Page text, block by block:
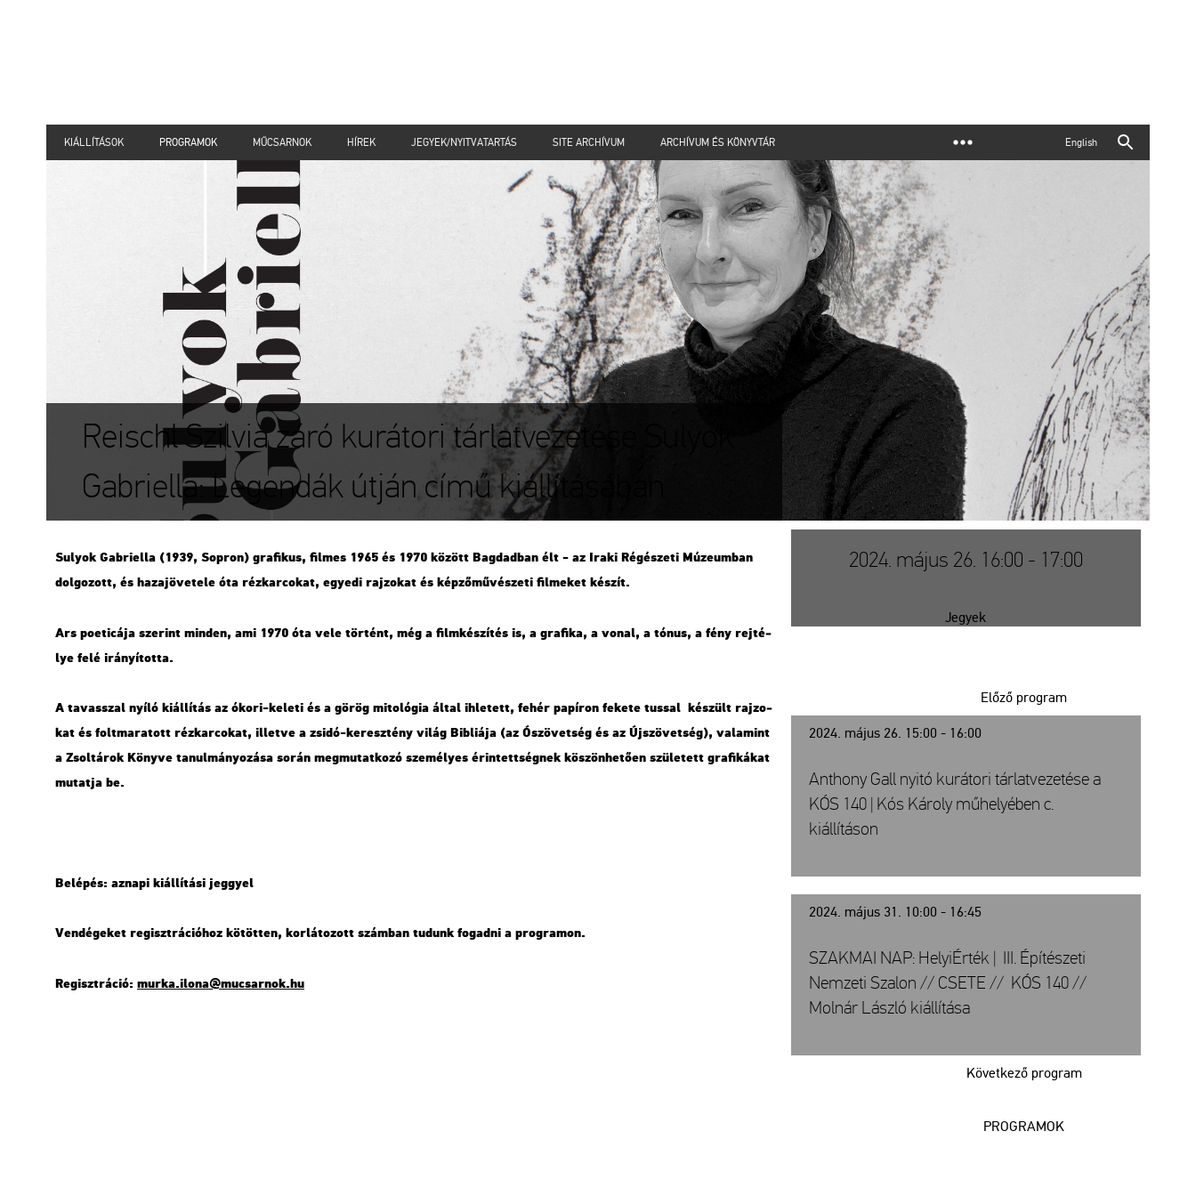
KIÁLLÍTÁSOK PROGRAMOK MŰCSARNOK HÍREK JEGYEK/NYITVATARTÁS SITE ARCHÍVUM ARCHÍVUM ÉS KÖNYVTÁR English
Reischl Szilvia záró kurátori tárlatvezetése Sulyok
Gabriella: Legendák útján című kiállításában
Su­lyok Gab­ri­el­la (1939, Sop­ron) gra­fi­kus, fil­mes 1965 és 1970 kö­zött Bag­dad­ban élt - az Iraki Ré­gé­sze­ti Mú­ze­um­ban
dol­go­zott, és ha­za­jö­ve­te­le óta réz­kar­co­kat, egye­di raj­zo­kat és kép­ző­mű­vé­sze­ti fil­me­ket ké­szít.
Ars po­e­ti­cá­ja sze­rint min­den, ami 1970 óta vele tör­tént, még a film­ké­szí­tés is, a gra­fi­ka, a vonal, a tónus, a fény rej­té­
lye felé irá­nyí­tot­ta.
A ta­vasszal nyíló ki­ál­lí­tás az ókori-ke­le­ti és a görög mi­to­ló­gia által ih­le­tett, fehér pa­pí­ron fe­ke­te tus­sal ké­szült raj­zo­
kat és folt­ma­ra­tott réz­kar­co­kat, il­let­ve a zsidó-ke­resz­tény világ Bib­li­á­ja (az Ószö­vet­ség és az Új­szö­vet­ség), va­la­mint
a Zsol­tá­rok Köny­ve ta­nul­má­nyo­zá­sa során meg­mu­tat­ko­zó sze­mé­lyes érin­tett­ség­nek kö­szön­he­tő­en szü­le­tett gra­fi­ká­kat
mu­tat­ja be.
Be­lé­pés: az­na­pi ki­ál­lí­tá­si jeggyel
Ven­dé­ge­ket re­giszt­rá­ci­ó­hoz kö­töt­ten, kor­lá­to­zott szám­ban tu­dunk fo­gad­ni a prog­ra­mon.
Re­giszt­rá­ció: murka.​ilona@​mu­csar­nok.​hu
2024. május 26. 16:00 - 17:00
Jegyek
2024. május 26. 15:00 - 16:00
Előző program
Anthony Gall nyitó kurátori tárlatvezetése a
KÓS 140 | Kós Károly műhelyében c.
kiállításon
2024. május 31. 10:00 - 16:45
Következő program
SZAKMAI NAP: HelyiÉrték | III. Építészeti
Nemzeti Szalon // CSETE // KÓS 140 //
Molnár László kiállítása
PROGRAMOK